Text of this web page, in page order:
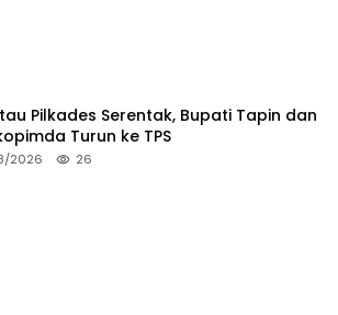
Pilkades Serentak, Bupati Tapin dan
Turun ke TPS
2026 26